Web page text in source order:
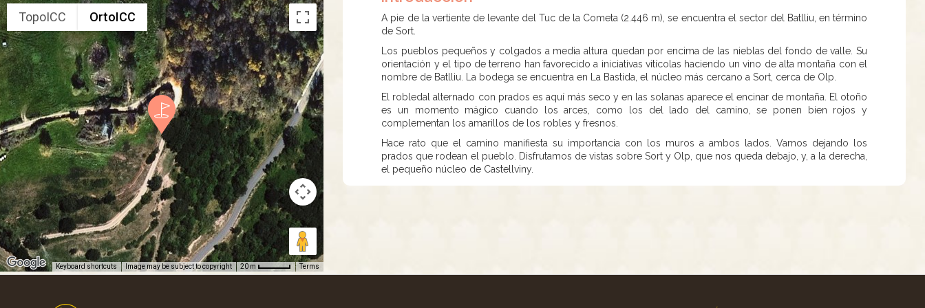
TopoICC OrtoICC
Keyboard shortcuts Image may be subject to copyright 20 m Terms
A pie de la vertiente de levante del Tuc de la Cometa (2.446 m), se encuentra el sector del Batlliu, en término
de Sort.
Los pueblos pequeños y colgados a media altura quedan por encima de las nieblas del fondo de valle. Su
orientación y el tipo de terreno han favorecido a iniciativas vitícolas haciendo un vino de alta montaña con el
nombre de Batlliu. La bodega se encuentra en La Bastida, el núcleo más cercano a Sort, cerca de Olp.
El robledal alternado con prados es aquí más seco y en las solanas aparece el encinar de montaña. El otoño
es un momento mágico cuando los arces, como los del lado del camino, se ponen bien rojos y
complementan los amarillos de los robles y fresnos.
Hace rato que el camino manifiesta su importancia con los muros a ambos lados. Vamos dejando los
prados que rodean el pueblo. Disfrutamos de vistas sobre Sort y Olp, que nos queda debajo, y, a la derecha,
el pequeño núcleo de Castellviny.